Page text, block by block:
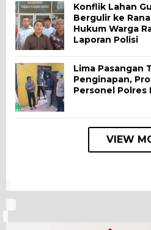
Konflik Lahan
Bergulir ke
Hukum Warga
Laporan Polisi
Lima Pasangan
Penginapan,
Personel Polres
VIEW